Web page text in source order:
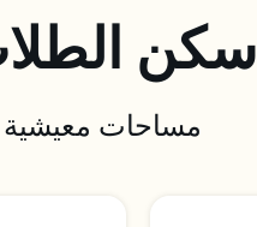
سكن
مساحات معيشية